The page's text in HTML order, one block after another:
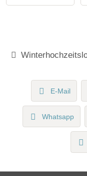
E-Mail
Whatsapp